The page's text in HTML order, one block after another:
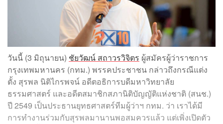
วันนี้ (3 มิถุนายน) ชัยวัฒน์ สถาวรวิจิตร ผู้สมัครผู้ว่าราชการ
กรุงเทพมหานคร (กทม.) พรรคประชาชน กล่าวถึงกรณีแต่ง
ตั้ง สุรพล นิติไกรพจน์ อดีตอธิการบดีมหาวิทยาลัย
ธรรมศาสตร์ และอดีตสมาชิกสภานิติบัญญัติแห่งชาติ (สนช.)
ปี 2549 เป็นประธานยุทธศาสตร์ทีมผู้ว่าฯ กทม. ว่า เราได้มี
การทำงานร่วมกับสุรพลมานานพอสมควรแล้ว แต่เพิ่งเปิดตัว